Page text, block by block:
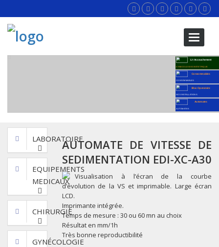
Toggle
Lit Accouchement
GYNECOLOGIE OBSTETRIQUE
Consommables
CONSOMMABLES
Bloc Operatoire
NOS INSTALLATIONS
Automates
AUTOMATES
LABORATOIRE
EQUIPEMENTS
MEDICAUX
CHIRURGIE
GYNÉCOLOGIE
AUTOMATE DE VITESSE DE
SEDIMENTATION EDI-XC-A30
Visualisation à l’écran de la courbe
d’évolution de la VS et imprimable. Large écran
LCD.
Imprimante intégrée.
Temps de mesure : 30 ou 60 mn au choix
Résultat en mm/1h
Très bonne reproductibilité